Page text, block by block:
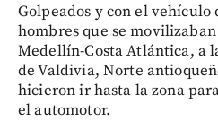
Golpeados y con el vehículo
hombres que se
Medellín-Costa Atlántica, a
de Valdivia, Norte
hicieron ir hasta la zona
el automotor.